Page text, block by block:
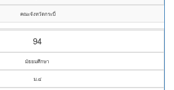
คณะจังหวัดกระบี่
94
มัธยมศึกษา
ม.๔